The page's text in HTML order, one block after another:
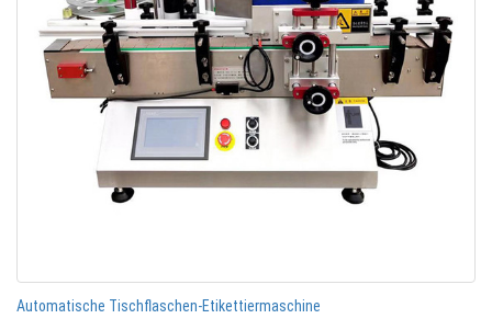
Automatische Tischflaschen-Etikettiermaschine